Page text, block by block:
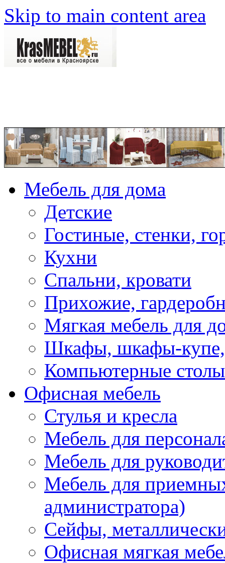
Skip to main content area
Мебель для дома
Детские
Гостиные, стенки,
Кухни
Спальни, кровати
Прихожие,
Мягкая мебель для
Шкафы, шкафы-купе,
Компьютерные столы
Офисная мебель
Стулья и кресла
Мебель для
Мебель для
Мебель для
администратора)
Сейфы,
Офисная мягкая